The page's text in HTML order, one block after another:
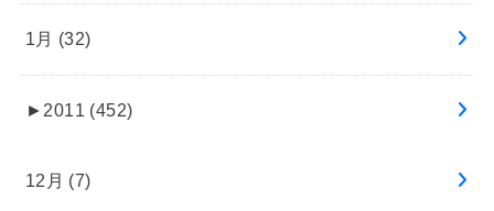
1月 (32)
► 2011 (452)
12月 (7)